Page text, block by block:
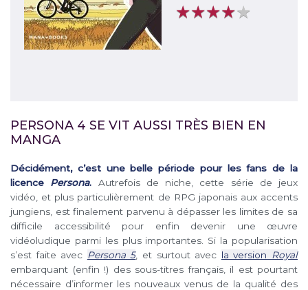
★★★★★
★★★★★
PERSONA 4 SE VIT AUSSI TRÈS BIEN EN
MANGA
Décidément, c’est une belle période pour les fans de la
licence Persona. Autrefois de niche, cette série de jeux
vidéo, et plus particulièrement de RPG japonais aux accents
jungiens, est finalement parvenu à dépasser les limites de sa
difficile accessibilité pour enfin devenir une œuvre
vidéoludique parmi les plus importantes. Si la popularisation
s’est faite avec Persona 5, et surtout avec la version
Royal
embarquant (enfin !) des sous-titres français, il est pourtant
nécessaire d’informer les nouveaux venus de la qualité des